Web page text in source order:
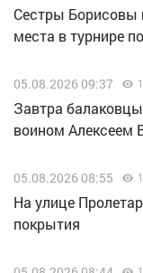
Сестры Борисовы
места в турнире
05.08.2026 09:37
Завтра
воином Алексеем
05.08.2026 08:55
На улице
покрытия